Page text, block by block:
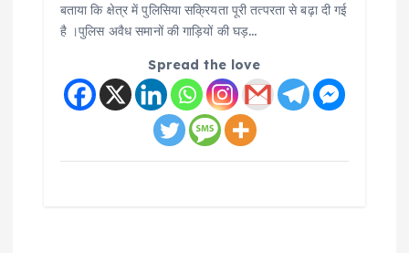
बताया कि क्षेत्र में पुलिसिया सक्रियता पूरी तत्परता से बढ़ा दी गई
है ।पुलिस अवैध समानों की गाड़ियों की घड़…
Spread the love